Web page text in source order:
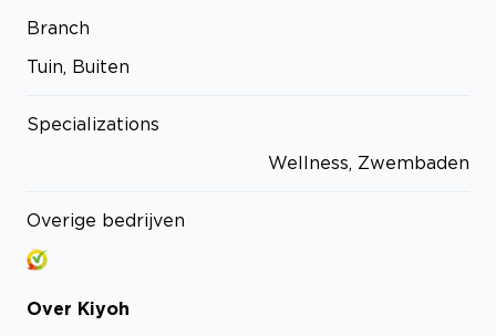
Branch
Tuin, Buiten
Specializations
Wellness, Zwembaden
Overige bedrijven
Over Kiyoh